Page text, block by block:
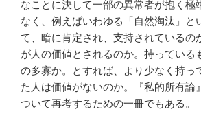
なことに決して一部の異常者が抱く極
なく、例えばいわゆる「自然淘汰」と
て、暗に肯定され、支持されているの
が人の価値とされるのか。持っている
の多寡か。とすれば、より少なく持っ
た人は価値がないのか。『私的所有論
ついて再考するための一冊でもある。